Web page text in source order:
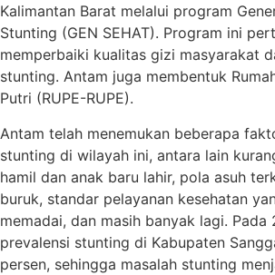
Kalimantan Barat melalui program
Stunting (GEN SEHAT). Program ini
memperbaiki kualitas gizi masyarakat
stunting. Antam juga membentuk
Putri (RUPE-RUPE).
Antam telah menemukan beberapa
stunting di wilayah ini, antara lain
hamil dan anak baru lahir, pola asuh
buruk, standar pelayanan kesehatan
memadai, dan masih banyak lagi.
prevalensi stunting di Kabupaten
persen, sehingga masalah stunting